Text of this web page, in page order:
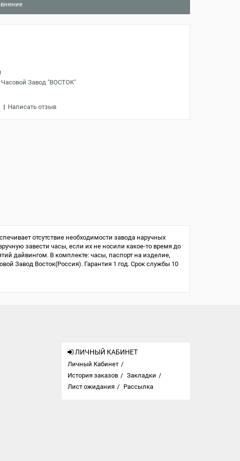
Завод "ВОСТОК"
| Написать отзыв
отсутствие необходимости завода наручных
завести часы, если их не носили какое-то время до
дайвингом. В комплекте: часы, паспорт на изделие,
Завод Восток(Россия). Гарантия 1 год. Срок службы 10
ЛИЧНЫЙ КАБИНЕТ
Личный Кабинет
История заказов
Закладки
Лист ожидания
Рассылка